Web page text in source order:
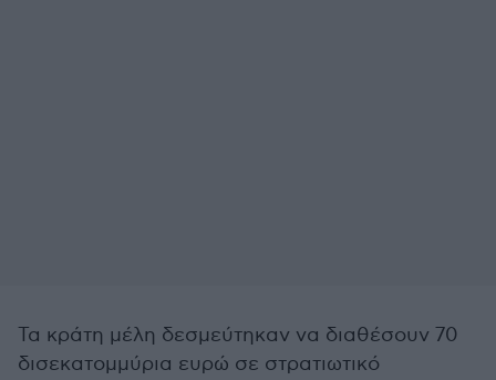
Τα κράτη μέλη δεσμεύτηκαν να διαθέσουν 70
δισεκατομμύρια ευρώ σε στρατιωτικό